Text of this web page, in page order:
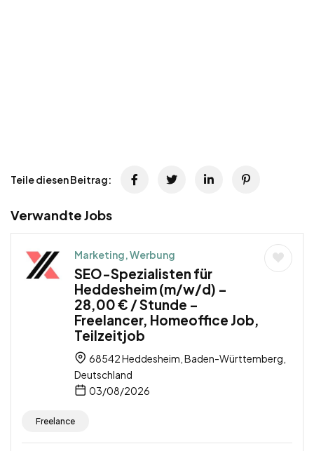
Teile diesen Beitrag:
Verwandte Jobs
Marketing, Werbung
SEO-Spezialisten für
Heddesheim (m/w/d) –
28,00 € / Stunde –
Freelancer, Homeoffice Job,
Teilzeitjob
68542 Heddesheim, Baden-Württemberg,
Deutschland
03/08/2026
Freelance